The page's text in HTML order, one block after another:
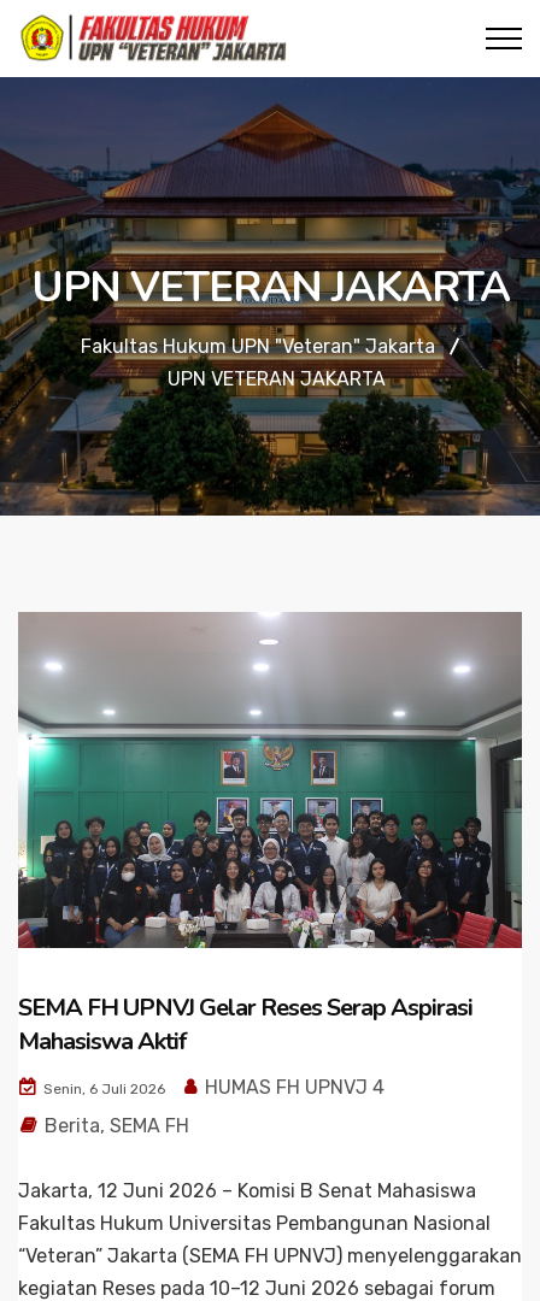
UPN VETERAN JAKARTA
Fakultas Hukum UPN "Veteran" Jakarta
UPN VETERAN JAKARTA
SEMA FH UPNVJ Gelar Reses Serap Aspirasi
Mahasiswa Aktif
Senin, 6 Juli 2026
HUMAS FH UPNVJ 4
Berita, SEMA FH
Jakarta, 12 Juni 2026 – Komisi B Senat Mahasiswa
Fakultas Hukum Universitas Pembangunan Nasional
“Veteran” Jakarta (SEMA FH UPNVJ) menyelenggarakan
kegiatan Reses pada 10–12 Juni 2026 sebagai forum